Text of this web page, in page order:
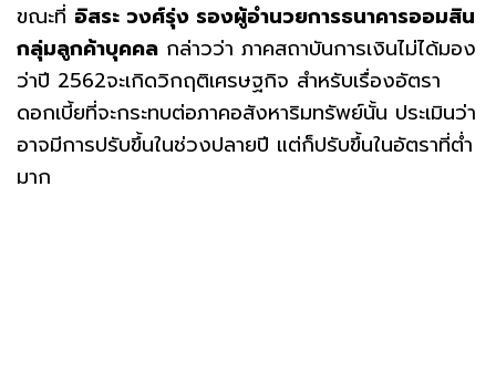
ขณะที่ อิสระ วงศ์รุ่ง รองผู้อำนวยการธนาคารออมสิน
กลุ่มลูกค้าบุคคล กล่าวว่า ภาคสถาบันการเงินไม่ได้มอง
ว่าปี 2562จะเกิดวิกฤติเศรษฐกิจ สำหรับเรื่องอัตรา
ดอกเบี้ยที่จะกระทบต่อภาคอสังหาริมทรัพย์นั้น ประเมินว่า
อาจมีการปรับขึ้นในช่วงปลายปี แต่ก็ปรับขึ้นในอัตราที่ต่ำ
มาก